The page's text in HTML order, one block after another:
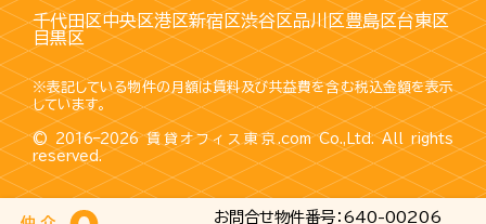
お問合せ物件番号：640-00206
千代田区中央区港区新宿区渋谷区品川区豊島区台東区
目黒区
※表記している物件の月額は賃料及び共益費を含む税込金額を表示
しています。
© 2016–2026賃貸オフィス東京.comCo.,Ltd. All rights
reserved.